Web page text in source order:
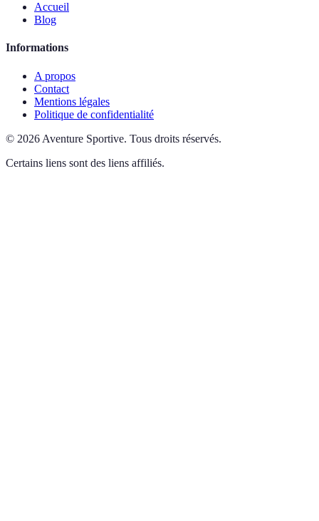
Accueil
Blog
Informations
A propos
Contact
Mentions légales
Politique de confidentialité
© 2026 Aventure Sportive. Tous droits réservés.
Certains liens sont des liens affiliés.